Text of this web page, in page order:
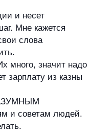
и несет
Мне кажется
слова
много, значит надо
зарплату из казны
и советам людей.